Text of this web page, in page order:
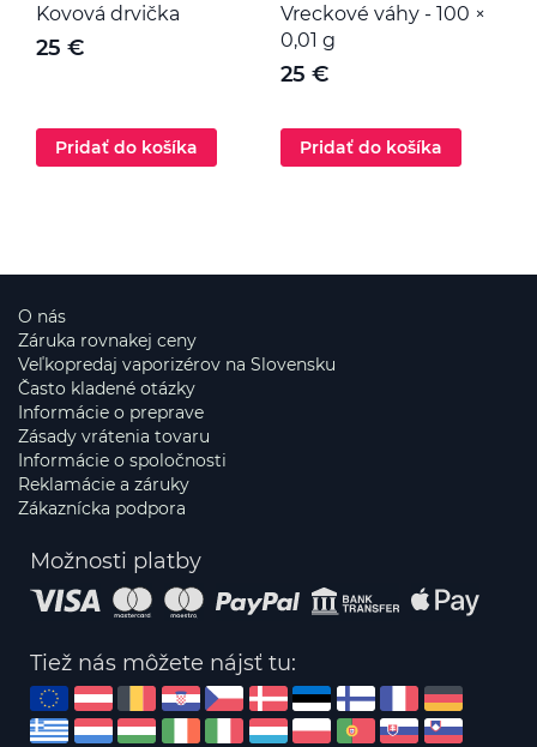
Kovová drvička
25 €
Pridať do košíka
Vreckové váhy - 100 ×
0,01 g
25 €
Pridať do košíka
O nás
Záruka rovnakej ceny
Veľkopredaj vaporizérov na Slovensku
Často kladené otázky
Informácie o preprave
Zásady vrátenia tovaru
Informácie o spoločnosti
Reklamácie a záruky
Zákaznícka podpora
Možnosti platby
Tiež nás môžete nájsť tu: